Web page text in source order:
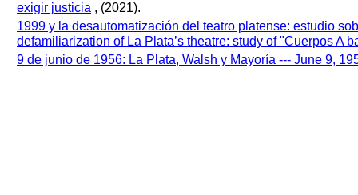
exigir justicia , (2021).
1999 y la desautomatización del teatro platense: estudio
defamiliarization of La Plata’s theatre: study of "Cuerpos A
9 de junio de 1956: La Plata, Walsh y Mayoría --- June 9,